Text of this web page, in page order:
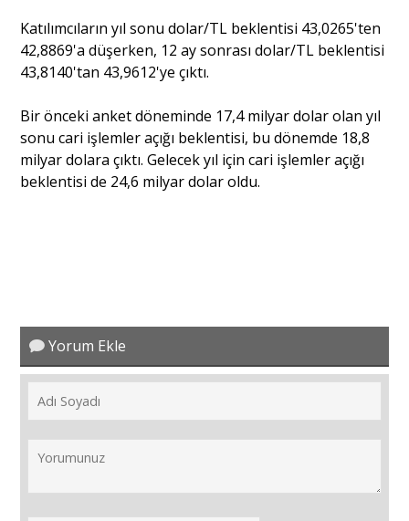
Eğitim
Dosya Haber
Katılımcıların yıl sonu dolar/TL beklentisi 43,0265'ten
42,8869'a düşerken, 12 ay sonrası dolar/TL beklentisi
43,8140'tan 43,9612'ye çıktı.
Bir önceki anket döneminde 17,4 milyar dolar olan yıl
sonu cari işlemler açığı beklentisi, bu dönemde 18,8
milyar dolara çıktı. Gelecek yıl için cari işlemler açığı
beklentisi de 24,6 milyar dolar oldu.
Yorum Ekle